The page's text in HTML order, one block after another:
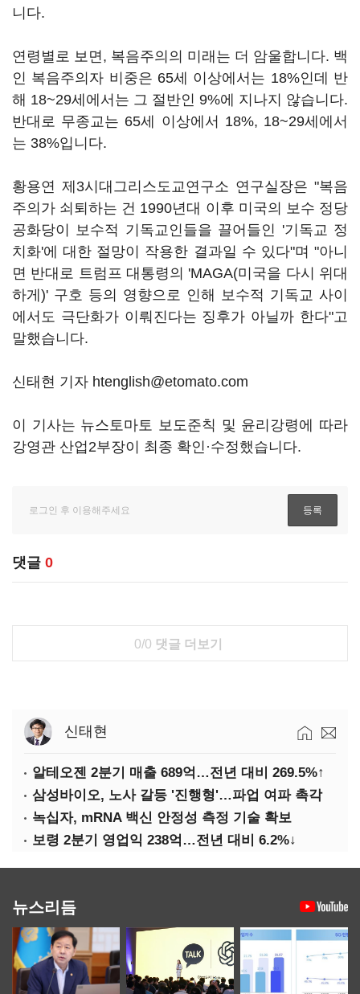
니다.
연령별로 보면, 복음주의의 미래는 더 암울합니다. 백
인 복음주의자 비중은 65세 이상에서는 18%인데 반
해 18~29세에서는 그 절반인 9%에 지나지 않습니다.
반대로 무종교는 65세 이상에서 18%, 18~29세에서
는 38%입니다.
황용연 제3시대그리스도교연구소 연구실장은 "복음
주의가 쇠퇴하는 건 1990년대 이후 미국의 보수 정당
공화당이 보수적 기독교인들을 끌어들인 '기독교 정
치화'에 대한 절망이 작용한 결과일 수 있다"며 "아니
면 반대로 트럼프 대통령의 'MAGA(미국을 다시 위대
하게)' 구호 등의 영향으로 인해 보수적 기독교 사이
에서도 극단화가 이뤄진다는 징후가 아닐까 한다"고
말했습니다.
신태현 기자 htenglish@etomato.com
이 기사는 뉴스토마토 보도준칙 및 윤리강령에 따라
강영관 산업2부장이 최종 확인·수정했습니다.
댓글 0
0/0 댓글 더보기
신태현
알테오젠 2분기 매출 689억…전년 대비 269.5%↑
삼성바이오, 노사 갈등 '진행형'…파업 여파 촉각
녹십자, mRNA 백신 안정성 측정 기술 확보
보령 2분기 영업익 238억…전년 대비 6.2%↓
뉴스리듬